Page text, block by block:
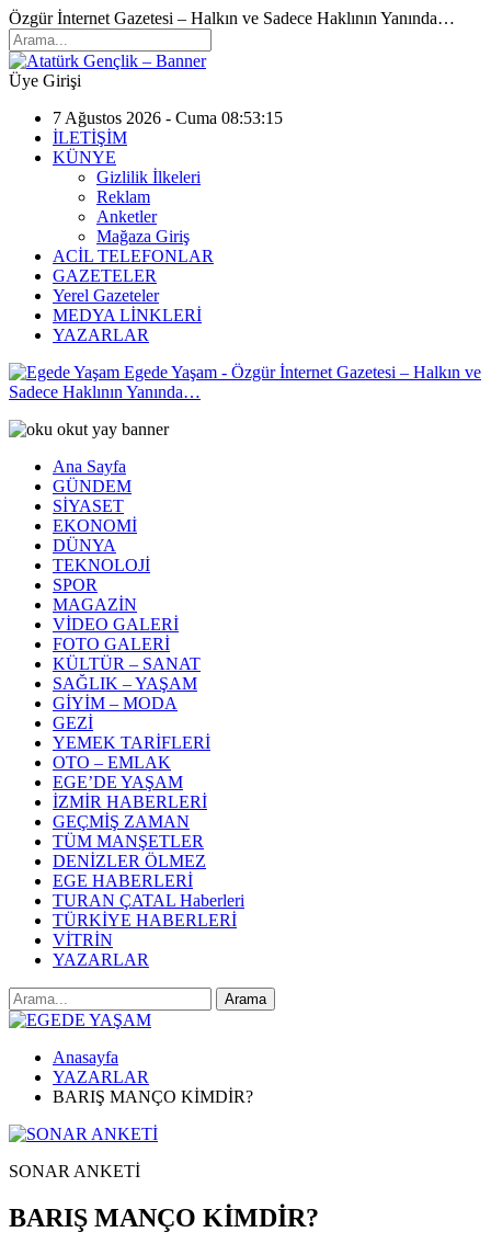
Özgür İnternet Gazetesi – Halkın ve Sadece Haklının Yanında…
Üye Girişi
7 Ağustos 2026 - Cuma 08:53:15
İLETİŞİM
KÜNYE
Gizlilik İlkeleri
Reklam
Anketler
Mağaza Giriş
ACİL TELEFONLAR
GAZETELER
Yerel Gazeteler
MEDYA LİNKLERİ
YAZARLAR
Egede Yaşam - Özgür İnternet Gazetesi – Halkın ve
Sadece Haklının Yanında…
Ana Sayfa
GÜNDEM
SİYASET
EKONOMİ
DÜNYA
TEKNOLOJİ
SPOR
MAGAZİN
VİDEO GALERİ
FOTO GALERİ
KÜLTÜR – SANAT
SAĞLIK – YAŞAM
GİYİM – MODA
GEZİ
YEMEK TARİFLERİ
OTO – EMLAK
EGE’DE YAŞAM
İZMİR HABERLERİ
GEÇMİŞ ZAMAN
TÜM MANŞETLER
DENİZLER ÖLMEZ
EGE HABERLERİ
TURAN ÇATAL Haberleri
TÜRKİYE HABERLERİ
VİTRİN
YAZARLAR
Anasayfa
YAZARLAR
BARIŞ MANÇO KİMDİR?
SONAR ANKETİ
BARIŞ MANÇO KİMDİR?